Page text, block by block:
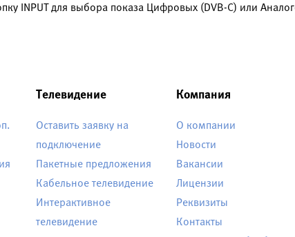
INPUT для выбора показа Цифровых (DVB-C) или
Телевидение
Оставить заявку на
подключение
Пакетные предложения
Кабельное телевидение
Интерактивное
телевидение
Компания
О компании
Новости
Вакансии
Лицензии
Реквизиты
Контакты